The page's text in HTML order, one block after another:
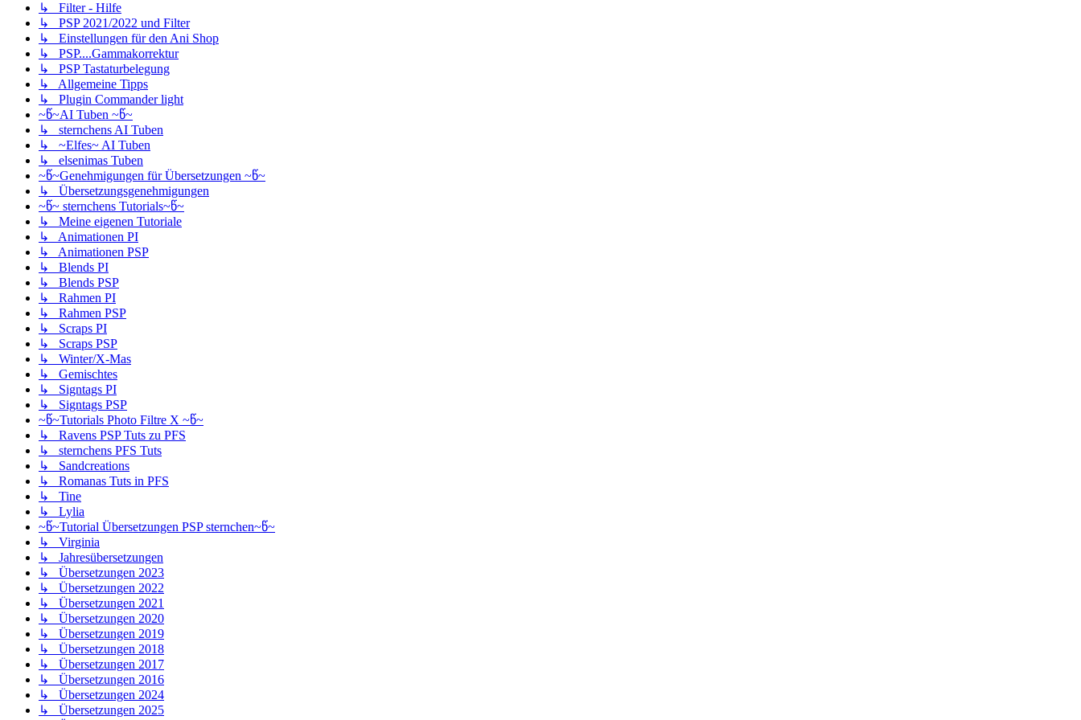
↳ Filter - Hilfe
↳ PSP 2021/2022 und Filter
↳ Einstellungen für den Ani Shop
↳ PSP....Gammakorrektur
↳ PSP Tastaturbelegung
↳ Allgemeine Tipps
↳ Plugin Commander light
~წ~AI Tuben ~წ~
↳ sternchens AI Tuben
↳ ~Elfes~ AI Tuben
↳ elsenimas Tuben
~წ~Genehmigungen für Übersetzungen ~წ~
↳ Übersetzungsgenehmigungen
~წ~ sternchens Tutorials~წ~
↳ Meine eigenen Tutoriale
↳ Animationen PI
↳ Animationen PSP
↳ Blends PI
↳ Blends PSP
↳ Rahmen PI
↳ Rahmen PSP
↳ Scraps PI
↳ Scraps PSP
↳ Winter/X-Mas
↳ Gemischtes
↳ Signtags PI
↳ Signtags PSP
~წ~Tutorials Photo Filtre X ~წ~
↳ Ravens PSP Tuts zu PFS
↳ sternchens PFS Tuts
↳ Sandcreations
↳ Romanas Tuts in PFS
↳ Tine
↳ Lylia
~წ~Tutorial Übersetzungen PSP sternchen~წ~
↳ Virginia
↳ Jahresübersetzungen
↳ Übersetzungen 2023
↳ Übersetzungen 2022
↳ Übersetzungen 2021
↳ Übersetzungen 2020
↳ Übersetzungen 2019
↳ Übersetzungen 2018
↳ Übersetzungen 2017
↳ Übersetzungen 2016
↳ Übersetzungen 2024
↳ Übersetzungen 2025